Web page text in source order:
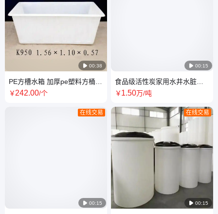
 00:38
PE方槽水箱 加厚pe塑料方桶
食品级 耐酸碱 一次成型 易清洗
￥242.00/个
 00:15
在线交易
 00:15
食品级活性炭家用水井水脏水
过滤净水器滤芯处理净化颗粒
￥1.50万/吨
 00:15
在线交易